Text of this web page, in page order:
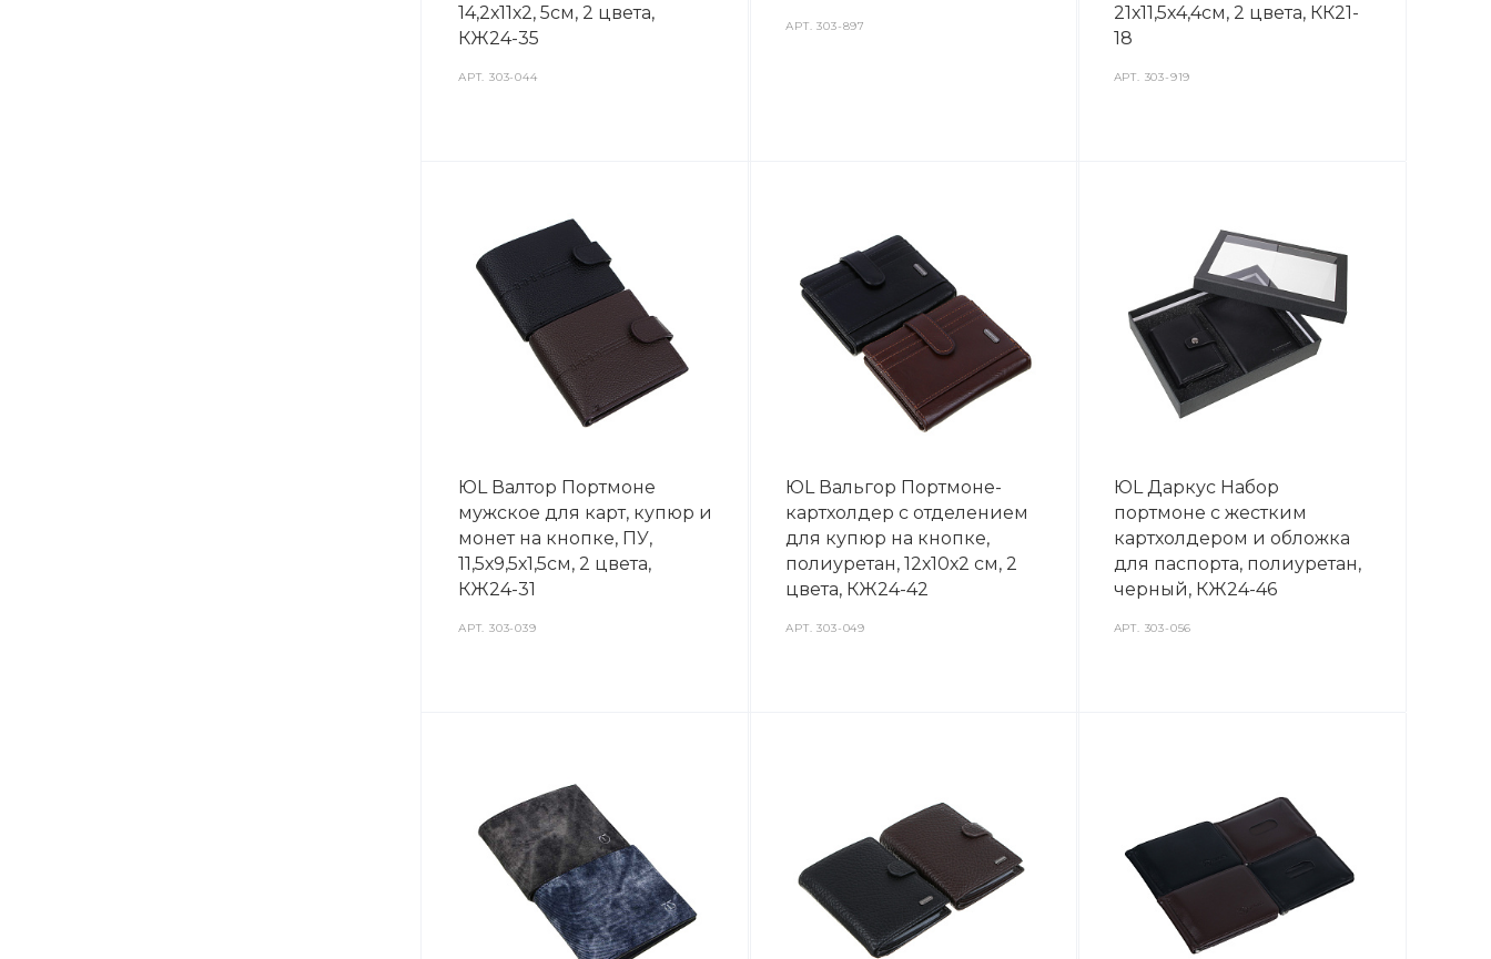
14,2х11х2, 5см, 2 цвета,
КЖ24-35
АРТ.303-044
АРТ.303-897
21х11,5х4,4см, 2 цвета, КК21-
18
АРТ. 303-919
ЮL Валтор Портмоне
мужское для карт, купюр и
монет на кнопке, ПУ,
11,5х9,5х1,5см, 2 цвета,
КЖ24-31
АРТ.303-039
ЮL Вальгор Портмоне-
картхолдер с отделением
для купюр на кнопке,
полиуретан, 12х10х2 см, 2
цвета, КЖ24-42
АРТ.303-049
ЮL Даркус Набор
портмоне с жестким
картхолдером и обложка
для паспорта, полиуретан,
черный, КЖ24-46
АРТ. 303-056